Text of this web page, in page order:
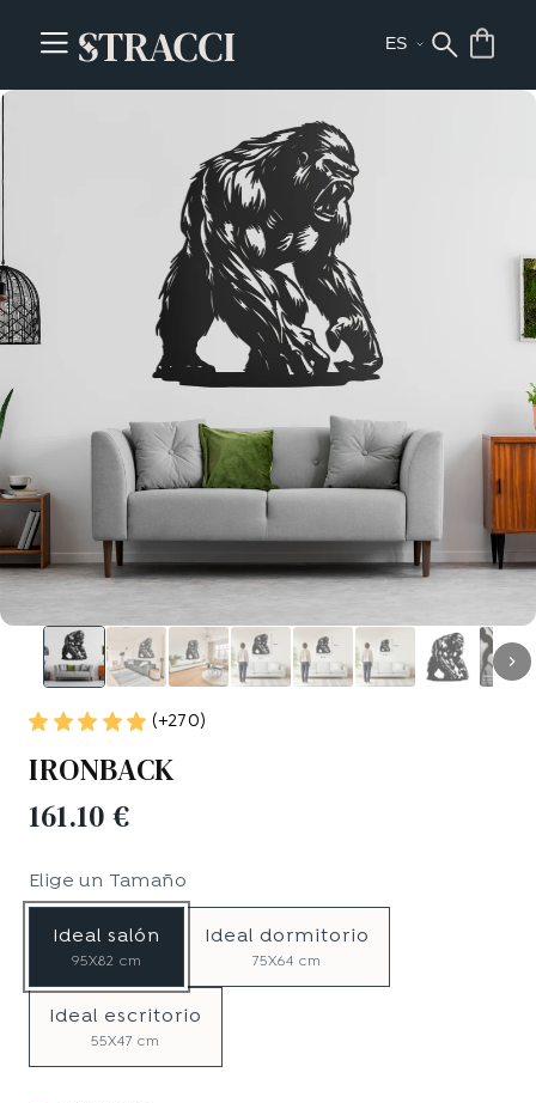
(+270)
IRONBACK
161.10 €
Elige un Tamaño
Ideal escritorio
55X47 cm
Ideal dormitorio
75X64 cm
Ideal salón
95X82 cm